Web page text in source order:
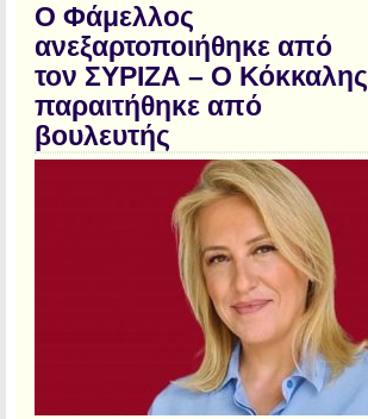
Ο Φάμελλος
ανεξαρτοποιήθηκε από
τον ΣΥΡΙΖΑ – Ο Κόκκαλης
παραιτήθηκε από
βουλευτής